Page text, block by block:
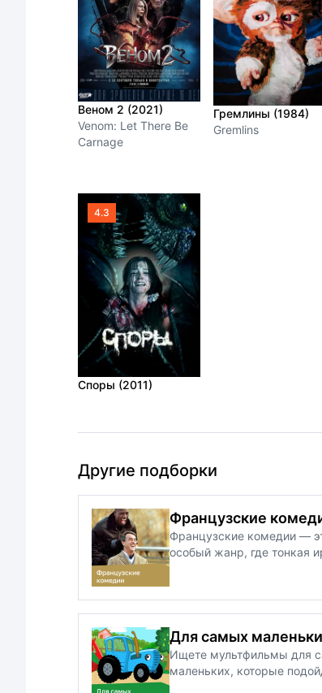
Веном 2 (2021)
Venom: Let There Be
Carnage
Гремлины (1984)
Gremlins
4.3
Споры (2011)
Другие подборки
Французские
Французские комедии —
особый жанр, где тонкая
превращаются в
тёплое кино. На этой
найдёте подборку лучших
французских комедий
от классики с Луи де
современных хитов с
Для самых
Ищете мультфильмы для
маленьких, которые